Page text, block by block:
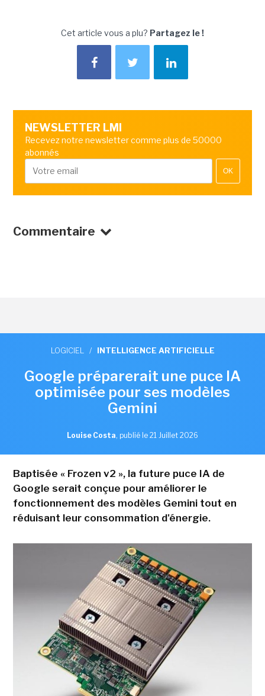
Cet article vous a plu? Partagez le !
NEWSLETTER LMI
Recevez notre newsletter comme plus de 50000
abonnés
OK
Commentaire
LOGICIEL / INTELLIGENCE ARTIFICIELLE
Google préparerait une puce IA
optimisée pour ses modèles
Gemini
Louise Costa, publié le 21 Juillet 2026
Baptisée « Frozen v2 », la future puce IA de
Google serait conçue pour améliorer le
fonctionnement des modèles Gemini tout en
réduisant leur consommation d'énergie.